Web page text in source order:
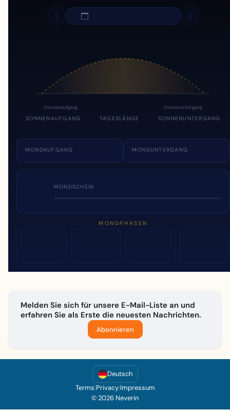
Sonnenaufgang Sonnenuntergang
SONNENAUFGANG TAGESLÄNGE SONNENUNTERGANG
MONDAUFGANG MONDUNTERGANG
MONDSCHEIN
MONDPHASEN
Melden Sie sich für unsere E-Mail-Liste an und
erfahren Sie als Erste die neuesten Nachrichten.
Abonnieren
Deutsch
Terms|Privacy|Impressum
© 2026 Neverin